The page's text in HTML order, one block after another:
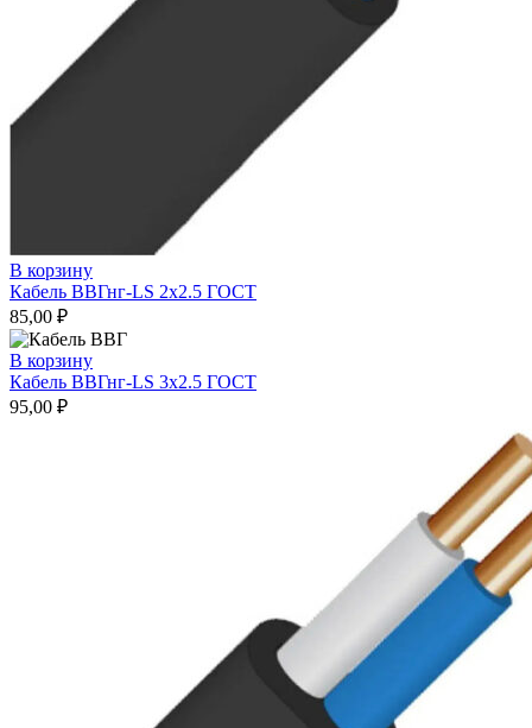
В корзину
Кабель ВВГнг-LS 2х2.5 ГОСТ
85,00 ₽
В корзину
Кабель ВВГнг-LS 3х2.5 ГОСТ
95,00 ₽